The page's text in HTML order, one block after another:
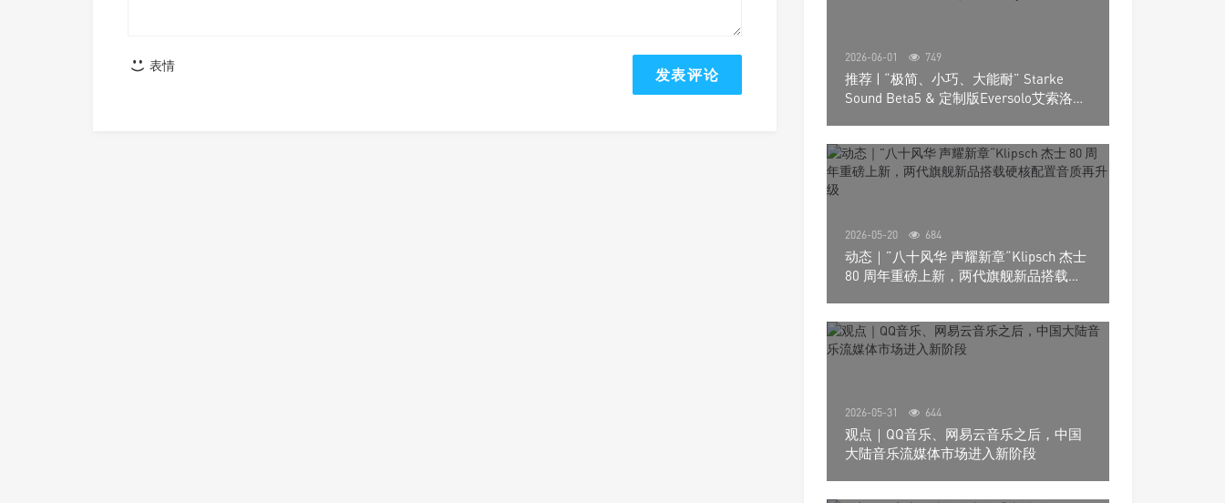
表情
2026-06-01 749
推荐 | “极简、小巧、大能耐” Starke
Sound Beta5 & 定制版Eversolo艾索洛
2026-05-20 684
动态｜”八十风华 声耀新章“Klipsch 杰士
80 周年重磅上新，两代旗舰新品搭载硬
2026-05-31 644
观点｜QQ音乐、网易云音乐之后，中国
大陆音乐流媒体市场进入新阶段